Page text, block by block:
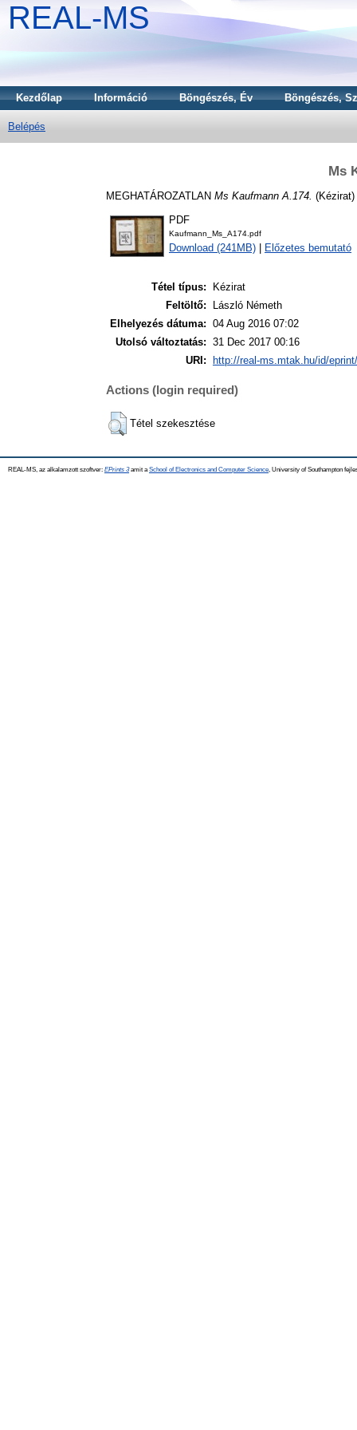
REAL-MS
Kezdőlap Információ Böngészés, Év Böngészés,
Belépés
Ms
MEGHATÁROZATLAN Ms Kaufmann A.174. (Kézirat)
PDF
Kaufmann_Ms_A174.pdf
Download (241MB) Előzetes bemutató
Tétel típus:
Kézirat
Feltöltő:
László Németh
Elhelyezés dátuma: 04 Aug 2016 07:02
Utolsó változtatás: 31 Dec 2017 00:16
URI:
http://real-ms.mtak.hu/id/
Actions (login required)
Tétel szekesztése
REAL-MS, az alkalamzott szoftver: EPrints 3amit a School of Electronics and Computer Science , University of Southampton